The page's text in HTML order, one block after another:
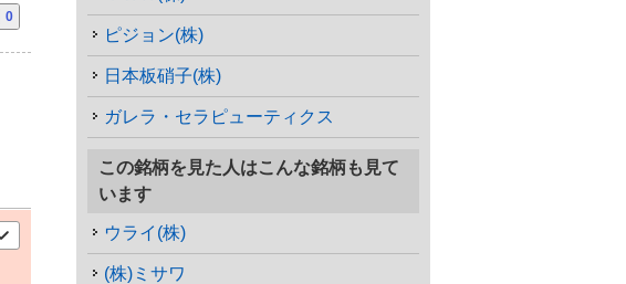
0
ピジョン(株)
日本板硝子(株)
ガレラ・セラピューティクス
この銘柄を見た人はこんな銘柄も見て
います
ウライ(株)
(株)ミサワ